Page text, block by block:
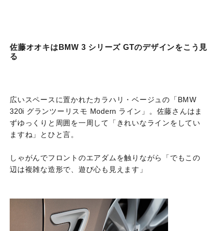
佐藤オオキはBMW 3 シリーズ GTのデザインをこう見
る
広いスペースに置かれたカラハリ・ベージュの「BMW
320i グランツーリスモ Modern ライン」。佐藤さんはま
ずゆっくりと周囲を一周して「きれいなラインをしてい
ますね」とひと言。
しゃがんでフロントのエアダムを触りながら「でもこの
辺は複雑な造形で、遊び心も見えます」